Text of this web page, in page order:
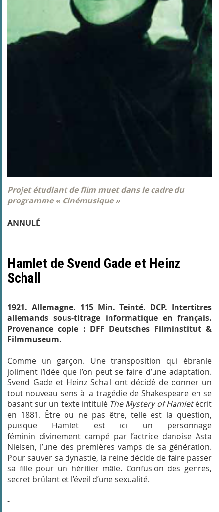
Projet étudiant de film muet dans le cadre du
programme « Cinémusique »
ANNULÉ
Hamlet de Svend Gade et Heinz
Schall
1921. Allemagne. 115 Min. Teinté. DCP. Intertitres
allemands sous-titrage informatique en français.
Provenance copie : DFF Deutsches Filminstitut &
Filmmuseum.
Comme un garçon. Une transposition qui ébranle
joliment l’idée que l’on peut se faire d’une adaptation.
Svend Gade et Heinz Schall ont décidé de donner un
tout nouveau sens à la tragédie de Shakespeare en se
basant sur un texte intitulé The Mystery of Hamletécrit
en 1881. Être ou ne pas être, telle est la question,
puisque Hamlet est ici un personnage
féminin divinement campé par l’actrice danoise Asta
Nielsen, l’une des premières vamps de sa génération.
Pour sauver sa dynastie, la reine décide de faire passer
sa fille pour un héritier mâle. Confusion des genres,
secret brûlant et l’éveil d’une sexualité.
-